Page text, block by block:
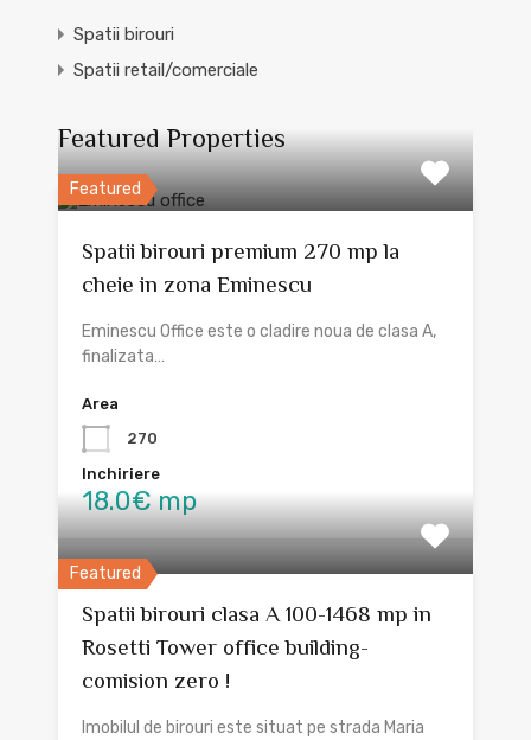
Spatii birouri
Spatii retail/comerciale
Featured Properties
Featured
Spatii birouri premium 270 mp la
cheie in zona Eminescu
Eminescu Office este o cladire noua de clasa A,
finalizata…
Area
270
Inchiriere
18.0€ mp
Featured
Spatii birouri clasa A 100-1468 mp in
Rosetti Tower office building-
comision zero !
Imobilul de birouri este situat pe strada Maria